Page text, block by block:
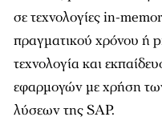
σε τεχνολογίες in-
πραγµατικού χρόνου ή
τεχνολογία και
εφαρµογών µε χρήση
λύσεων της SAP.